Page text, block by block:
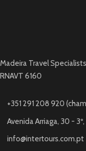
Madeira Travel Specialists
RNAVT 6160
+351 291 208 920
Avenida Arriaga, 30 -
info@intertours.com.pt